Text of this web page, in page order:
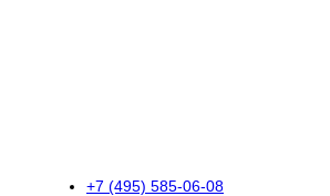
+7 (495) 585-06-08